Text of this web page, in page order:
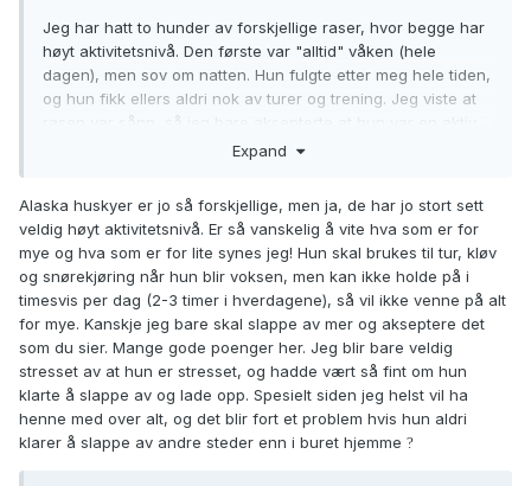
Jeg har hatt to hunder av forskjellige raser, hvor begge har
høyt aktivitetsnivå. Den første var "alltid" våken (hele
dagen), men sov om natten. Hun fulgte etter meg hele tiden,
og hun fikk ellers aldri nok av turer og trening. Jeg viste at
rasen var sånn, så jeg bare aksepterte at hun var en aktiv
hund. Hund nr 2 er kun aktiv når noe skjer. Ellers legger han
Jeg ville aldri greid å få hund nr 1 til å oppføre seg som
hund nr 2. Til det var de alt for forskjellige. Det er ikke bare
pelstype og farger som sitter i genene.
Expand
Alaska huskyer er jo så forskjellige, men ja, de har jo stort sett
veldig høyt aktivitetsnivå. Er så vanskelig å vite hva som er for
mye og hva som er for lite synes jeg! Hun skal brukes til tur, kløv
og snørekjøring når hun blir voksen, men kan ikke holde på i
timesvis per dag (2-3 timer i hverdagene), så vil ikke venne på alt
for mye. Kanskje jeg bare skal slappe av mer og akseptere det
som du sier. Mange gode poenger her. Jeg blir bare veldig
stresset av at hun er stresset, og hadde vært så fint om hun
klarte å slappe av og lade opp. Spesielt siden jeg helst vil ha
henne med over alt, og det blir fort et problem hvis hun aldri
klarer å slappe av andre steder enn i buret hjemme ?